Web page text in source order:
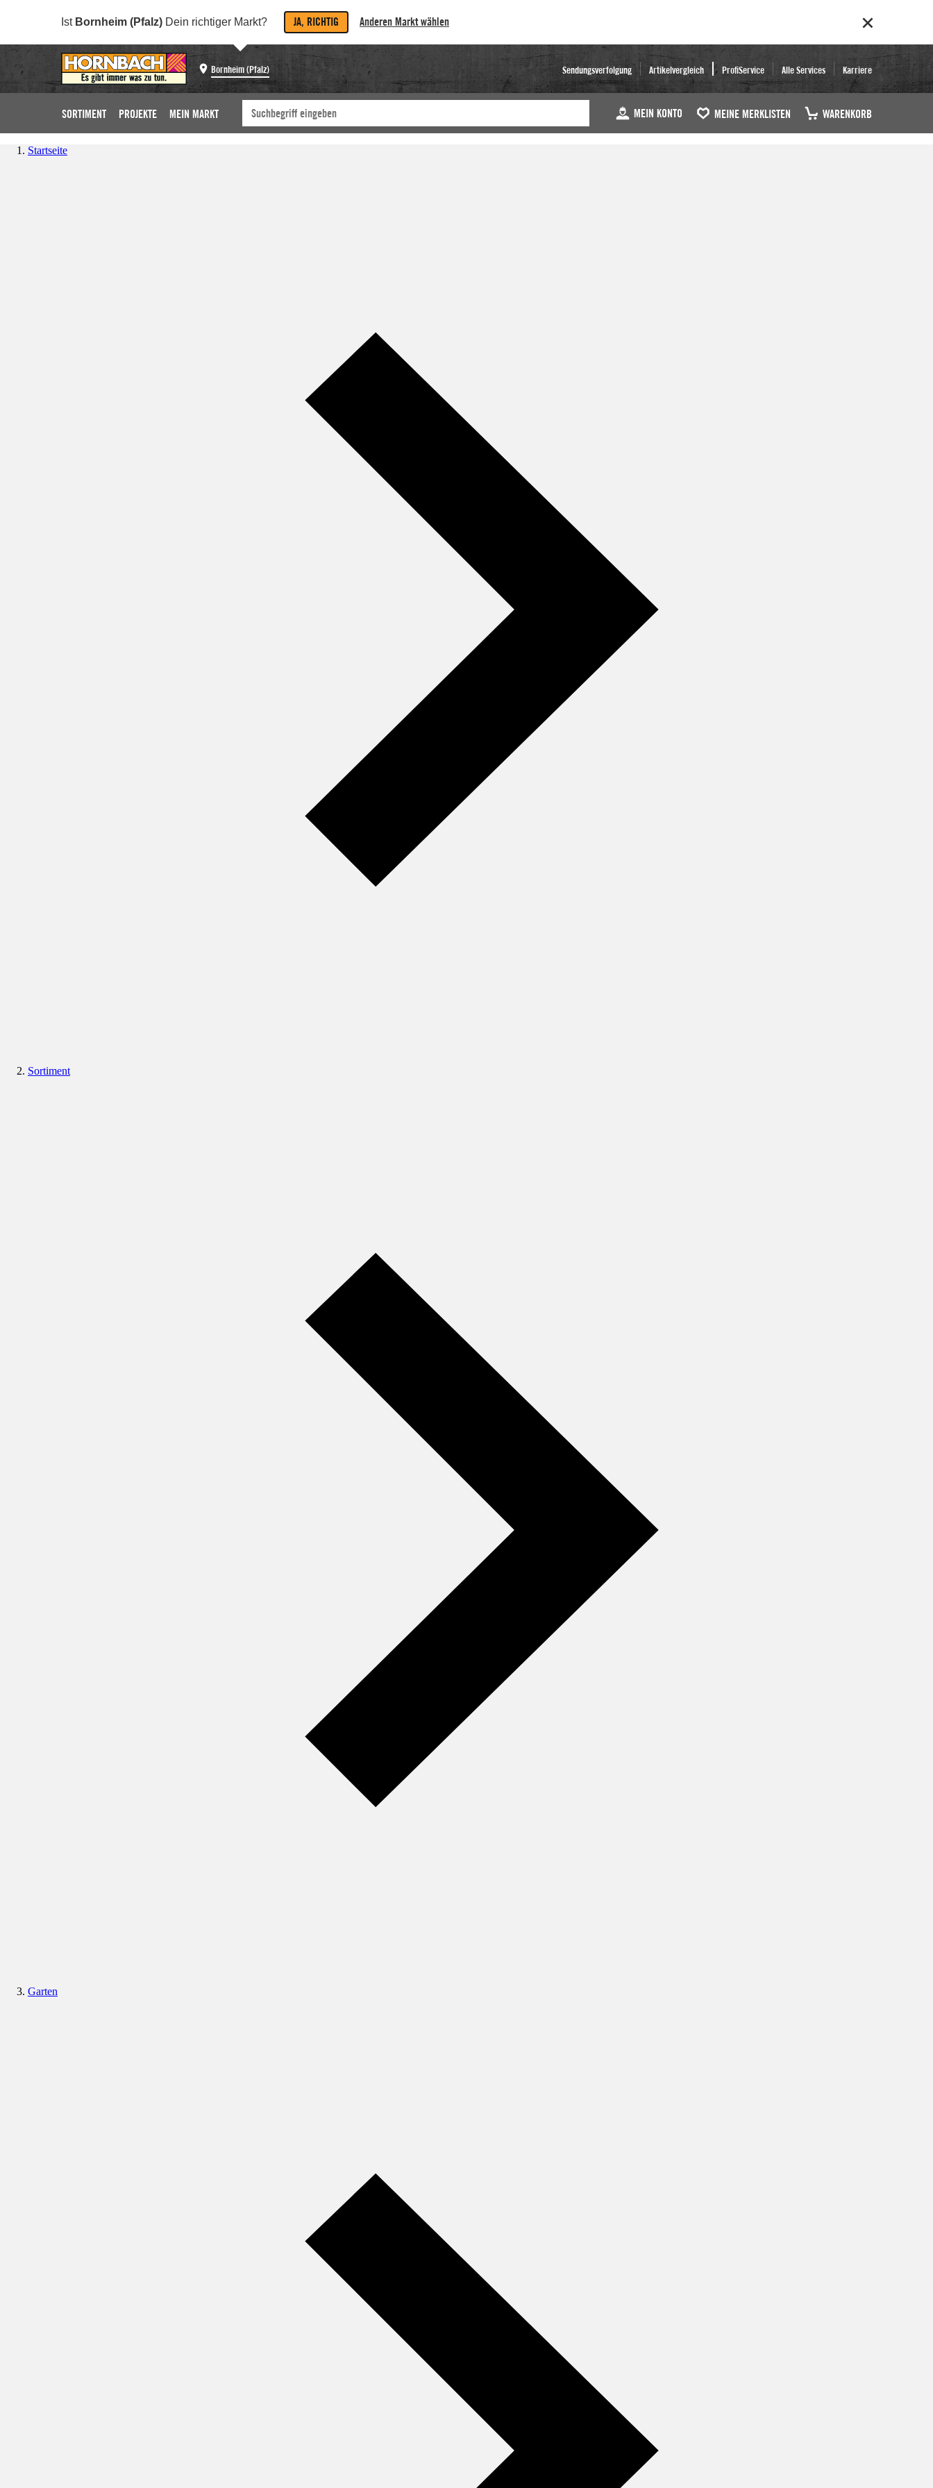
Ist Bornheim (Pfalz) Dein richtiger Markt? JA, RICHTIG Anderen Markt wählen
Bornheim (Pfalz) Sendungsverfolgung Artikelvergleich ProfiService Alle Services Karriere
SORTIMENT PROJEKTE MEIN MARKT MEIN KONTO MEINE MERKLISTEN WARENKORB
Startseite
Sortiment
Garten